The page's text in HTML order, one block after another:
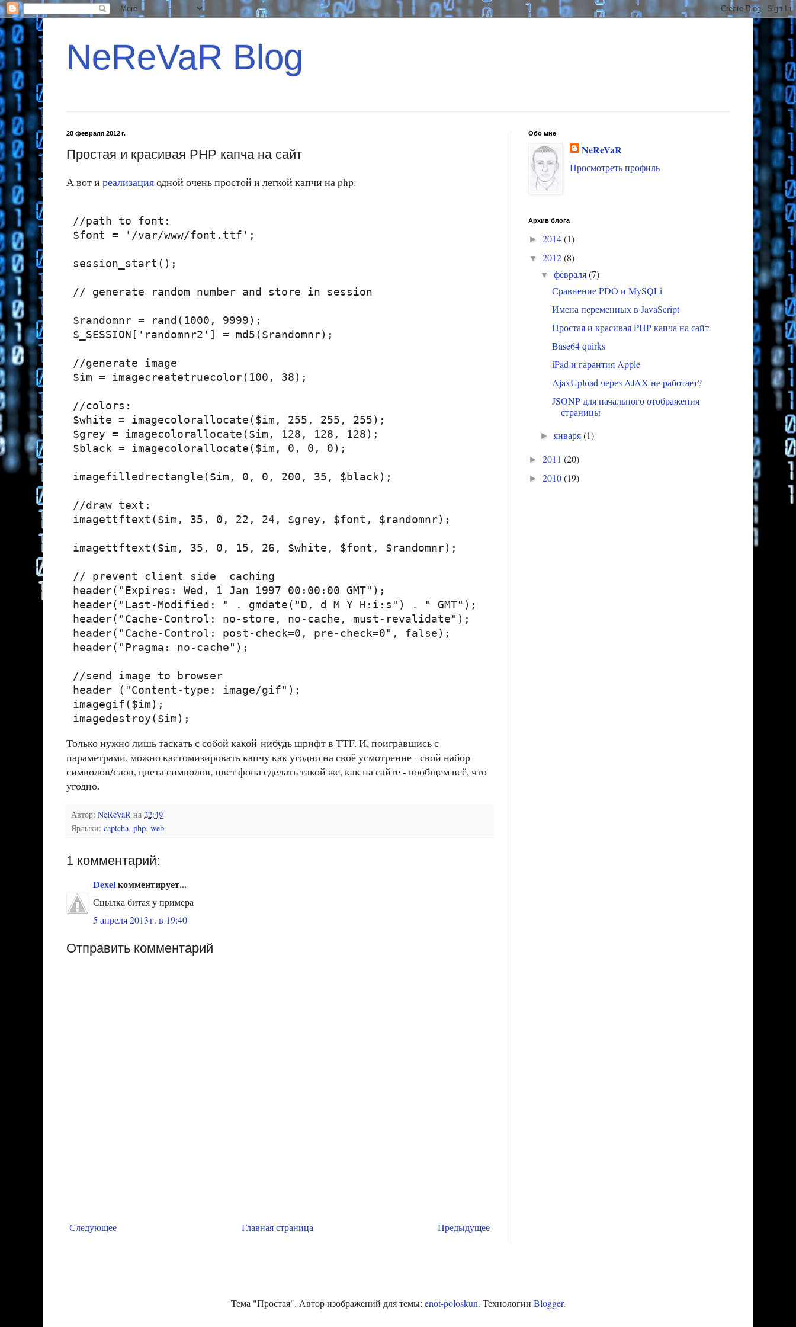
NeReVaR Blog
20 февраля 2012 г.
Простая и красивая PHP капча на сайт
А вот и реализацияодной очень простой и легкой капчи на php:
//path to font:
$font = '/var/www/font.ttf';
session_start();
// generate random number and store in session
$randomnr = rand(1000, 9999);
$_SESSION['randomnr2'] = md5($randomnr);
//generate image
$im = imagecreatetruecolor(100, 38);
//colors:
$white = imagecolorallocate($im, 255, 255, 255);
$grey = imagecolorallocate($im, 128, 128, 128);
$black = imagecolorallocate($im, 0, 0, 0);
imagefilledrectangle($im, 0, 0, 200, 35, $black);
//draw text:
imagettftext($im, 35, 0, 22, 24, $grey, $font, $randomnr);
imagettftext($im, 35, 0, 15, 26, $white, $font, $randomnr);
// prevent client side  caching
header("Expires: Wed, 1 Jan 1997 00:00:00 GMT");
header("Last-Modified: " . gmdate("D, d M Y H:i:s") . " GMT");
header("Cache-Control: no-store, no-cache, must-revalidate");
header("Cache-Control: post-check=0, pre-check=0", false);
header("Pragma: no-cache");
//send image to browser
header ("Content-type: image/gif");
imagegif($im);
Только нужно лишь таскать с собой какой-нибудь шрифт в TTF. И, поигравшись с
параметрами, можно кастомизировать капчу как угодно на своё усмотрение - свой набор
символов/слов, цвета символов, цвет фона сделать такой же, как на сайте - вообщем всё, что
угодно.
Автор: NeReVaR на 22:49
Ярлыки: captcha, php, web
1 комментарий:
Dexelкомментирует...
Сцылка битая у примера
5 апреля 2013 г. в 19:40
Отправить комментарий
Следующее Предыдущее
Главная страница
Обо мне
NeReVaR
Просмотреть профиль
Архив блога
► 2014(1)
▼ 2012(8)
▼февраля(7)
Сравнение PDO и MySQLi
Имена переменных в JavaScript
Простая и красивая PHP капча на сайт
Base64 quirks
iPad и гарантия Apple
AjaxUpload через AJAX не работает?
JSONP для начального отображения
страницы
►января(1)
► 2011 (20)
► 2010(19)
Тема "Простая". Автор изображений для темы: enot-poloskun. Технологии Blogger.